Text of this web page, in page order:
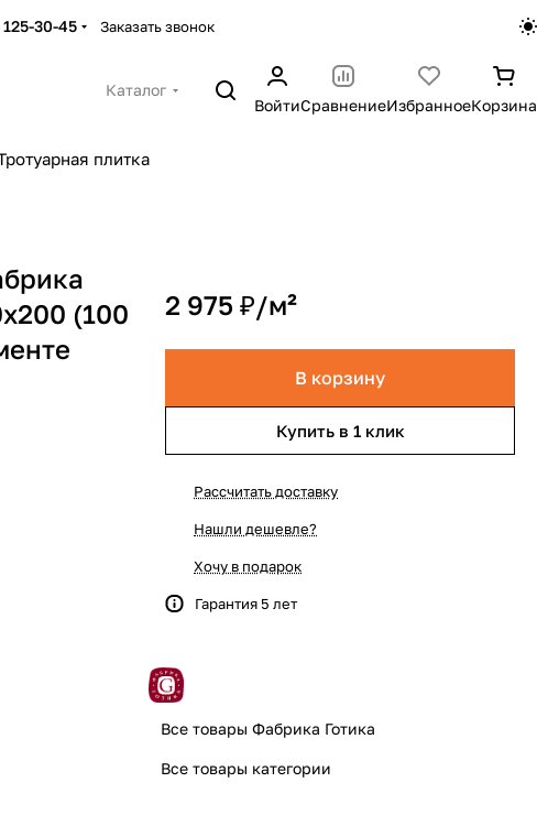
125-30-45 Заказать звонок
Каталог
ВойтиСравнениеИзбранноеКорзина
плитка
(100
2 975 ₽/м²
В корзину
Купить в 1 клик
Рассчитать доставку
Нашли дешевле?
Хочу в подарок
Гарантия 5 лет
Все товары Фабрика Готика
Все товары категории